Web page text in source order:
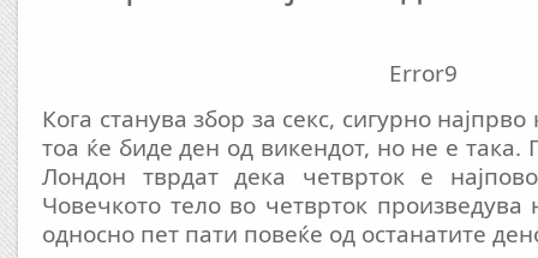
Error9
Кога станува збор за секс, сигурно
тоа ќе биде ден од викендот, но не е така.
Лондон тврдат дека четврток е
Човечкото тело во четврток произведува
односно пет пати повеќе од останатите